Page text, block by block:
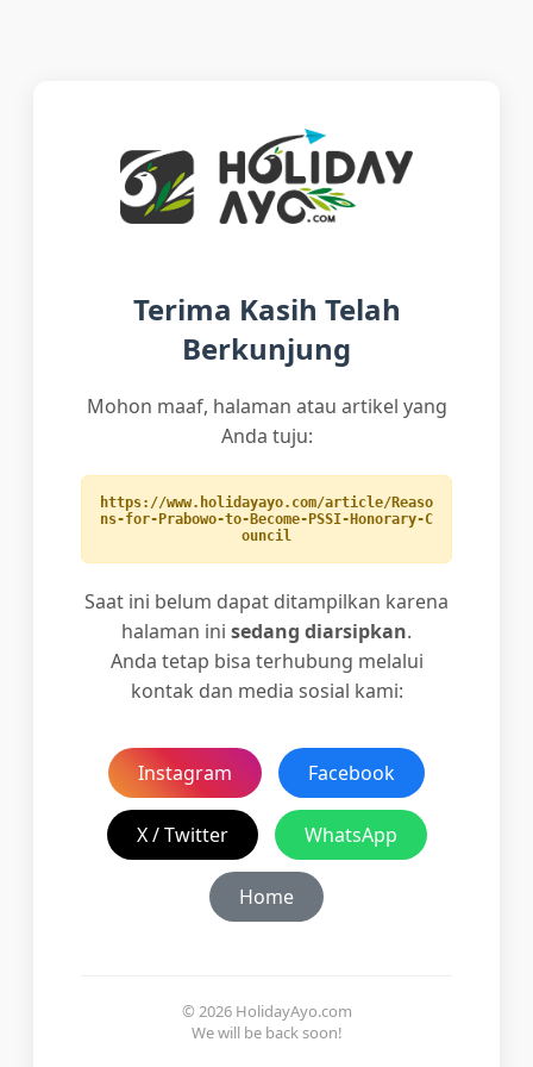
Terima Kasih Telah
Berkunjung
Mohon maaf, halaman atau artikel yang
Anda tuju:
https://www.holidayayo.com/article/Reaso
ns-for-Prabowo-to-Become-PSSI-Honorary-C
ouncil
Saat ini belum dapat ditampilkan karena
halaman ini sedang diarsipkan.
Anda tetap bisa terhubung melalui
kontak dan media sosial kami:
Instagram Facebook
X / Twitter WhatsApp
Home
© 2026 HolidayAyo.com
We will be back soon!